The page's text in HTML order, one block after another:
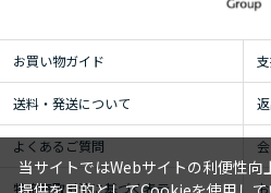
お買い物ガイド
送料・発送について
よくあるご質問
特定商取引法に基づく表示
当サイトではWebサイトの利便性